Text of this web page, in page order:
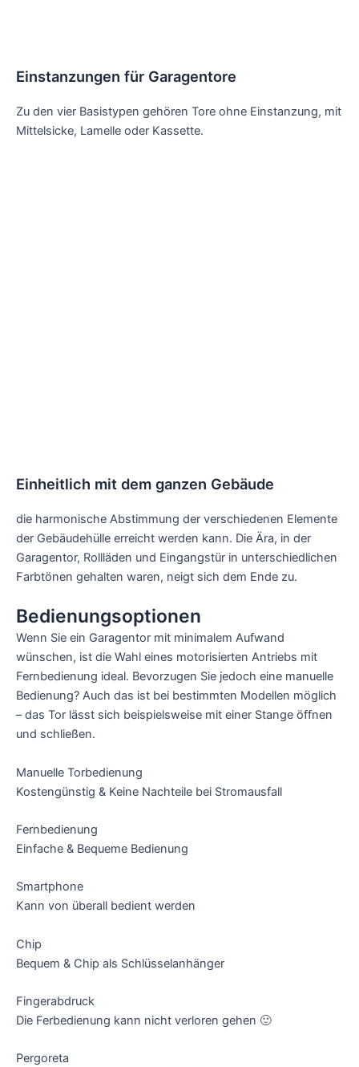
Einstanzungen für Garagentore
Zu den vier Basistypen gehören Tore ohne Einstanzung, mit
Mittelsicke, Lamelle oder Kassette.
Einheitlich mit dem ganzen Gebäude
die harmonische Abstimmung der verschiedenen Elemente
der Gebäudehülle erreicht werden kann. Die Ära, in der
Garagentor, Rollläden und Eingangstür in unterschiedlichen
Farbtönen gehalten waren, neigt sich dem Ende zu.
Bedienungsoptionen
Wenn Sie ein Garagentor mit minimalem Aufwand
wünschen, ist die Wahl eines motorisierten Antriebs mit
Fernbedienung ideal. Bevorzugen Sie jedoch eine manuelle
Bedienung? Auch das ist bei bestimmten Modellen möglich
– das Tor lässt sich beispielsweise mit einer Stange öffnen
und schließen.
Manuelle Torbedienung
Kostengünstig & Keine Nachteile bei Stromausfall
Fernbedienung
Einfache & Bequeme Bedienung
Smartphone
Kann von überall bedient werden
Chip
Bequem & Chip als Schlüsselanhänger
Fingerabdruck
Die Ferbedienung kann nicht verloren gehen 🙂
Pergoreta